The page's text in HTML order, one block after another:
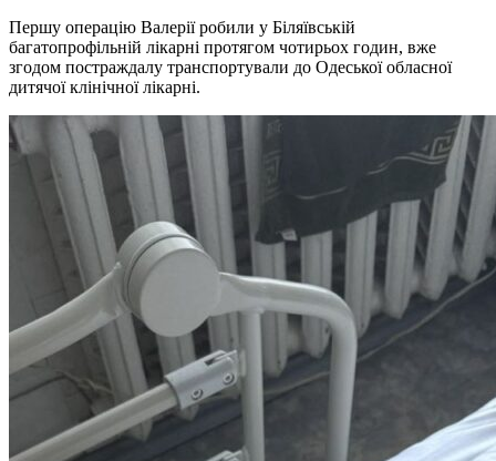
Першу операцію Валерії робили у Біляївській
багатопрофільній лікарні протягом чотирьох годин, вже
згодом постраждалу транспортували до Одеської обласної
дитячої клінічної лікарні.